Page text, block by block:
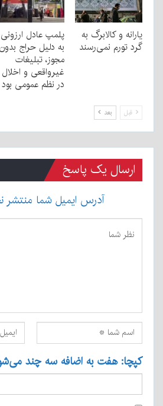
یارانه و کالابرگ به
گرد تورم نمی‌رسند
پلمپ عادل ارزونی
به دليل حراج بدون
مجوز، تبليغات
غیرواقعی و اخلال
در نظم عمومی بود
قبل بعد
ارسال یک پاسخ
آدرس ایمیل شما منتشر
کپچا: هفت به اضافه سه چند